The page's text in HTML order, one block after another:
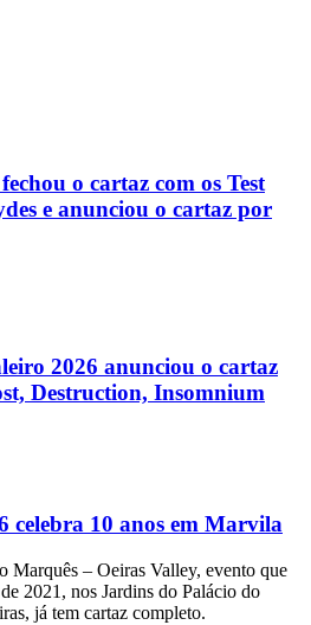
o cartaz com os Test
e anunciou o cartaz por
2026 anunciou o cartaz
Destruction, Insomnium
celebra 10 anos em Marvila
Marquês – Oeiras Valley, evento que
2021, nos Jardins do Palácio do
já tem cartaz completo.